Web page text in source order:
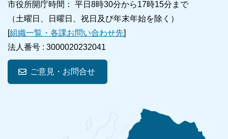
市役所開庁時間： 平日8時30分から17時15分まで
（土曜日、日曜日、祝日及び年末年始を除く）
[組織一覧・各課お問い合わせ先]
法人番号 : 3000020232041
ご意見・お問合せ